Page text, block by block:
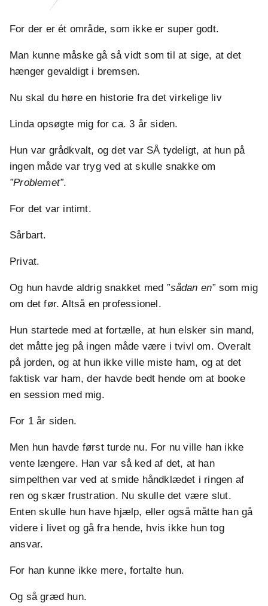
For der er ét område, som ikke er super godt.
Man kunne måske gå så vidt som til at sige, at det
hænger gevaldigt i bremsen.
Nu skal du høre en historie fra det virkelige liv
Linda opsøgte mig for ca. 3 år siden.
Hun var grådkvalt, og det var SÅ tydeligt, at hun på
ingen måde var tryg ved at skulle snakke om
”Problemet”.
For det var intimt.
Sårbart.
Privat.
Og hun havde aldrig snakket med ”sådan en”som mig
om det før. Altså en professionel.
Hun startede med at fortælle, at hun elsker sin mand,
det måtte jeg på ingen måde være i tvivl om. Overalt
på jorden, og at hun ikke ville miste ham, og at det
faktisk var ham, der havde bedt hende om at booke
en session med mig.
For 1 år siden.
Men hun havde først turde nu. For nu ville han ikke
vente længere. Han var så ked af det, at han
simpelthen var ved at smide håndklædet i ringen af
ren og skær frustration. Nu skulle det være slut.
Enten skulle hun have hjælp, eller også måtte han gå
videre i livet og gå fra hende, hvis ikke hun tog
ansvar.
For han kunne ikke mere, fortalte hun.
Og så græd hun.